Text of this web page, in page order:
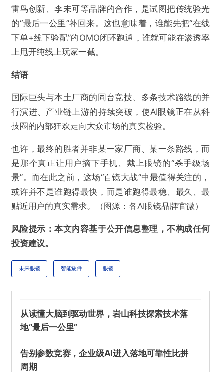
雷鸟创新、李未可等品牌的合作，是试图把传统验光
的“最后一公里”补回来。这也意味着，谁能先把“在线
下单+线下验配”的OMO闭环跑通，谁就可能在渗透率
上甩开纯线上玩家一截。
结语
国际巨头与本土厂商的同台竞技、多条技术路线的并
行演进、产业链上游的持续突破，使AI眼镜正在从科
技圈的内部狂欢走向大众市场的真实检验。
也许，最终的胜者并非某一家厂商、某一条路线，而
是那个真正让用户摘下手机、戴上眼镜的“杀手级场
景”。而在此之前，这场“百镜大战”中最值得关注的，
或许并不是谁跑得最快，而是谁跑得最稳、最久、最
贴近用户的真实需求。（图源：各AI眼镜品牌官微）
风险提示：本文内容基于公开信息整理，不构成任何
投资建议。
未来眼镜 智能硬件 眼镜
从读懂大脑到驱动世界，岩山科技探索技术落
地“最后一公里”
告别参数竞赛，企业级AI进入落地可靠性比拼
周期